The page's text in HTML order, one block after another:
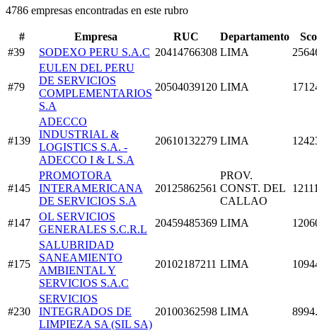
4786 empresas encontradas en este rubro
# Empresa RUC Departamento
#39
SODEXO PERU S.A.C 20414766308 LIMA
#79
EULEN DEL PERU
DE SERVICIOS
COMPLEMENTARIOS
S.A
20504039120 LIMA
#139
ADECCO
INDUSTRIAL &
LOGISTICS S.A. -
ADECCO I & L S.A
20610132279 LIMA
#145
PROMOTORA
INTERAMERICANA
DE SERVICIOS S.A
20125862561
PROV.
CONST. DEL
CALLAO
#147
OL SERVICIOS
GENERALES S.C.R.L
20459485369 LIMA
#175
SALUBRIDAD
SANEAMIENTO
AMBIENTAL Y
SERVICIOS S.A.C
20102187211 LIMA
#230
SERVICIOS
INTEGRADOS DE
LIMPIEZA SA (SIL SA)
20100362598 LIMA